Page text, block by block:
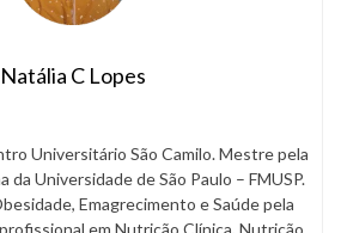
Natália C Lopes
Universitário São Camilo. Mestre pela
da Universidade de São Paulo – FMUSP.
Emagrecimento e Saúde pela